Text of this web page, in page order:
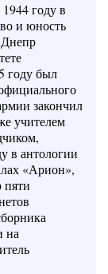
году в
и юность
году был
закончил
учителем
в антологии
«Арион»,
на